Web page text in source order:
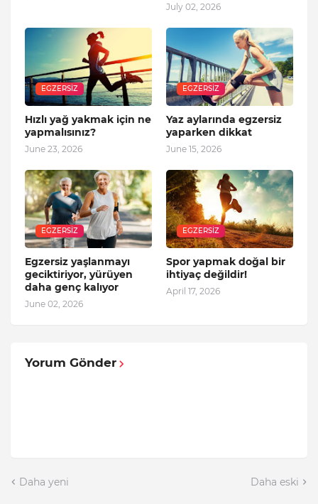
July 02, 2026
EGZERSIZ
Hızlı yağ yakmak için ne
yapmalısınız?
June 23, 2026
EGZERSIZ
Yaz aylarında egzersiz
yaparken dikkat
June 15, 2026
EGZERSIZ
Egzersiz yaşlanmayı
geciktiriyor, yürüyen
daha genç kalıyor
June 02, 2026
EGZERSIZ
Spor yapmak doğal bir
ihtiyaç değildir!
April 17, 2026
Yorum Gönder
Daha yeni Daha eski